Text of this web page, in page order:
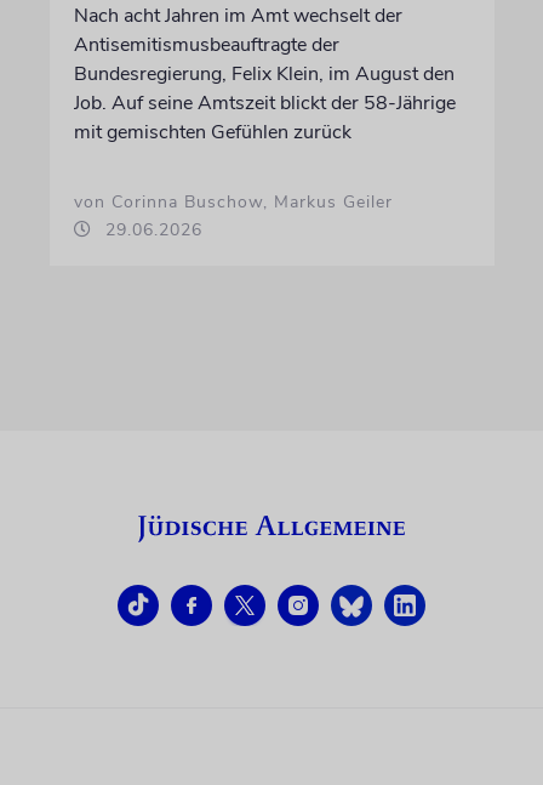
Nach acht Jahren im Amt wechselt der
Antisemitismusbeauftragte der
Bundesregierung, Felix Klein, im August den
Job. Auf seine Amtszeit blickt der 58-Jährige
mit gemischten Gefühlen zurück
von Corinna Buschow, Markus Geiler
29.06.2026